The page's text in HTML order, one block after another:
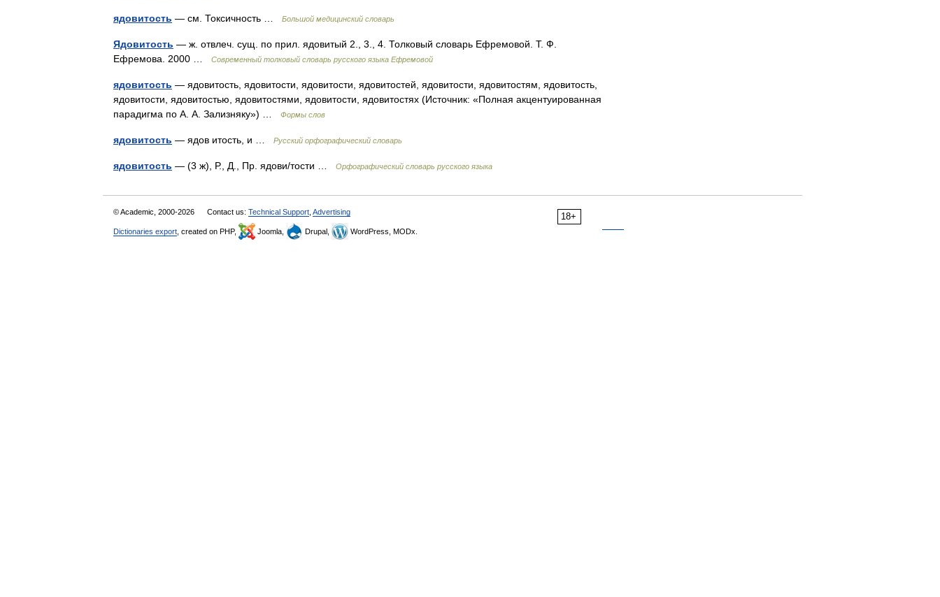
ядовитость — см. Токсичность … Большой медицинский словарь
Ядовитость — ж. отвлеч. сущ. по прил. ядовитый 2., 3., 4. Толковый словарь Ефремовой. Т. Ф.
Ефремова. 2000 …
Современный толковый словарь русского языка Ефремовой
ядовитость — ядовитость, ядовитости, ядовитости, ядовитостей, ядовитости, ядовитостям, ядовитость,
ядовитости, ядовитостью, ядовитостями, ядовитости, ядовитостях (Источник: «Полная акцентуированная
парадигма по А. А. Зализняку») …
Формы слов
ядовитость — ядов итость, и … Русский орфографический словарь
ядовитость — (3 ж), Р., Д., Пр. ядови/тости … Орфографический словарь русского языка
18+
© Academic, 2000-2026 Contact us: Technical Support Advertising
Dictionaries export , created on PHP, Joomla, Drupal, WordPress, MODx.